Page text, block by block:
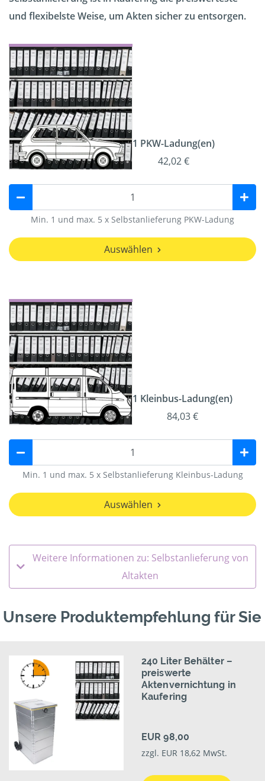
und flexibelste Weise, um Akten sicher zu entsorgen.
1 PKW-Ladung(en)
42,02 €
Min. 1 und max. 5 x Selbstanlieferung PKW-Ladung
Auswählen
1 Kleinbus-Ladung(en)
84,03 €
Min. 1 und max. 5 x Selbstanlieferung Kleinbus-Ladung
Auswählen
Weitere Informationen zu: Selbstanlieferung von
Altakten
Unsere Produktempfehlung für Sie
240 Liter Behälter –
preiswerte
Aktenvernichtung in
Kaufering
EUR 98,00
zzgl. EUR 18,62 MwSt.